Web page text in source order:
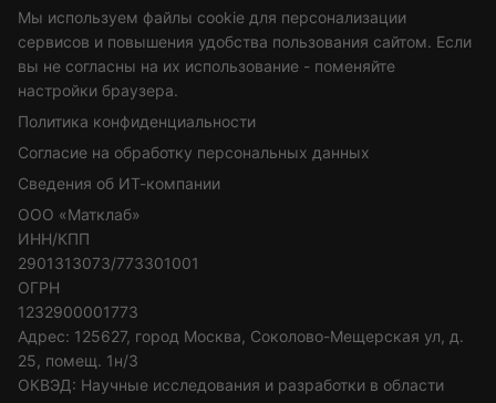
Мы используем файлы cookie для персонализации
сервисов и повышения удобства пользования сайтом. Если
вы не согласны на их использование - поменяйте
настройки браузера.
Политика конфиденциальности
Согласие на обработку персональных данных
Сведения об ИТ-компании
ООО «Матклаб»
ИНН/КПП
2901313073/773301001
ОГРН
1232900001773
Адрес: 125627, город Москва, Соколово-Мещерская ул, д.
25, помещ. 1н/3
ОКВЭД: Научные исследования и разработки в области